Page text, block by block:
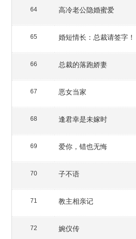
64 高冷老公隐婚蜜爱
65 婚短情长：总裁请签字！
66 总裁的落跑娇妻
67 恶女当家
68 逢君幸是未嫁时
69 爱你，错也无悔
70 子不语
71 教主相亲记
72 婉仪传